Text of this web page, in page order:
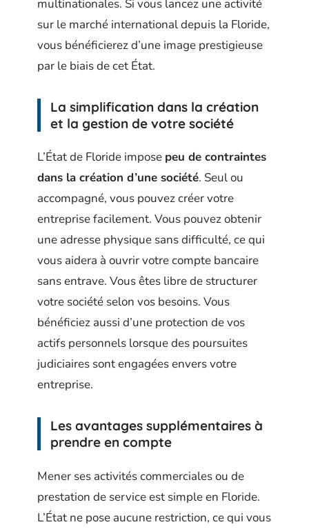
multinationales. Si vous lancez une activité
sur le marché international depuis la Floride,
vous bénéficierez d’une image prestigieuse
par le biais de cet État.
La simplification dans la création
et la gestion de votre société
L’État de Floride impose peu de contraintes
dans la création d’une société. Seul ou
accompagné, vous pouvez créer votre
entreprise facilement. Vous pouvez obtenir
une adresse physique sans difficulté, ce qui
vous aidera à ouvrir votre compte bancaire
sans entrave. Vous êtes libre de structurer
votre société selon vos besoins. Vous
bénéficiez aussi d’une protection de vos
actifs personnels lorsque des poursuites
judiciaires sont engagées envers votre
entreprise.
Les avantages supplémentaires à
prendre en compte
Mener ses activités commerciales ou de
prestation de service est simple en Floride.
L’État ne pose aucune restriction, ce qui vous